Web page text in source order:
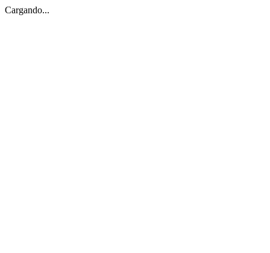
Cargando...